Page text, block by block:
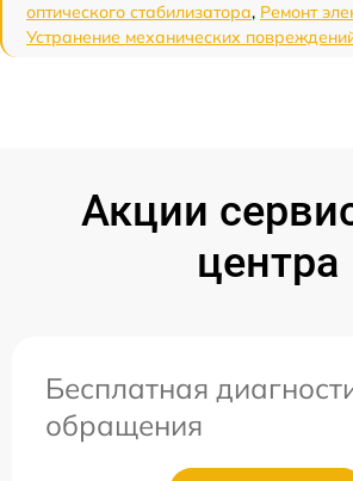
оптического стабилизатора, Ремонт
Устранение механических
Акции
центра
Бесплатная
обращения